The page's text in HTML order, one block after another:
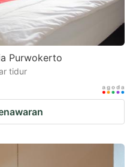
Purwokerto
tidur